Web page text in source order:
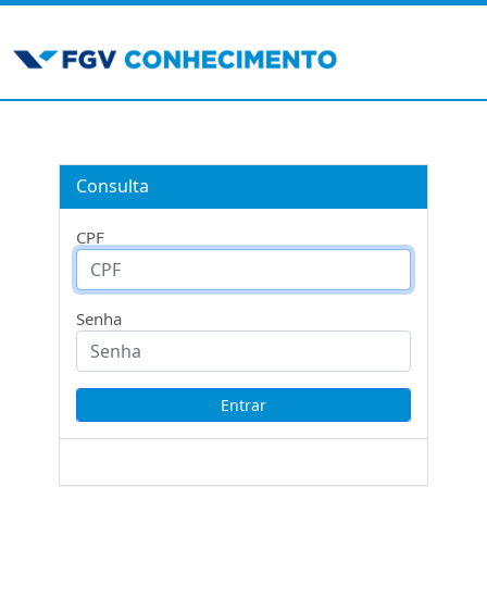
Consulta
CPF
Senha